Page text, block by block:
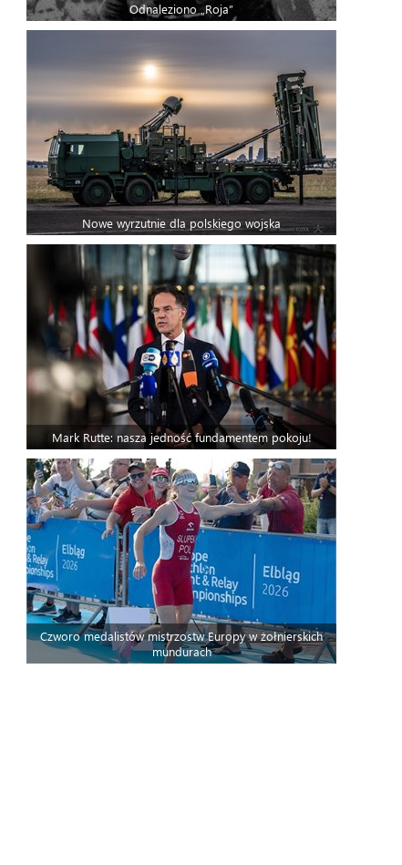
Odnaleziono „Roja”
Nowe wyrzutnie dla polskiego wojska
Mark Rutte: nasza jedność fundamentem pokoju!
Czworo medalistów mistrzostw Europy w żołnierskich
mundurach